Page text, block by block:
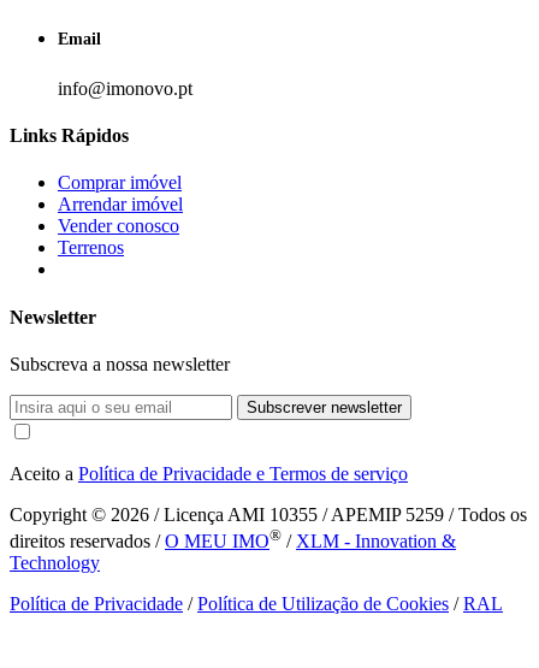
Email
info@imonovo.pt
Links Rápidos
Comprar imóvel
Arrendar imóvel
Vender conosco
Terrenos
Newsletter
Subscreva a nossa newsletter
Subscrever newsletter
Aceito a Política de Privacidade e Termos de serviço
Copyright © 2026 / Licença AMI 10355 / APEMIP 5259 / Todos os
direitos reservados /O MEU IMO® / XLM - Innovation &
Technology
Política de Privacidade /Política de Utilização de Cookies /RAL